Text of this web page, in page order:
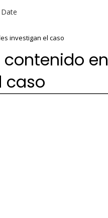
investigan el caso
en
caso